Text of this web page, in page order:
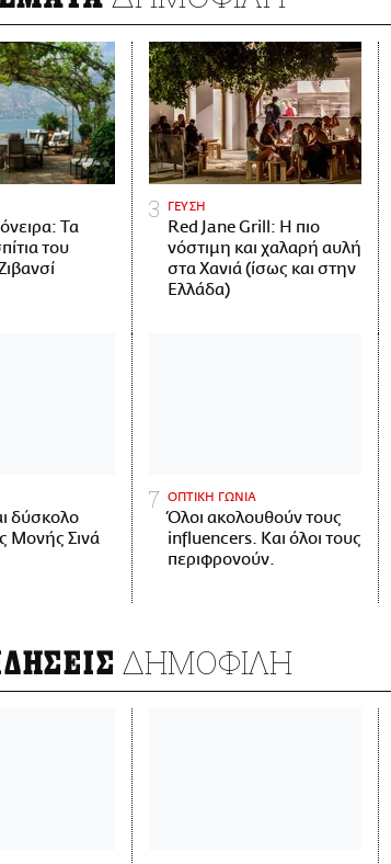
Τα
του
ΓΕΥΣΗ
Red Jane Grill: Η πιο
νόστιμη και χαλαρή αυλή
στα Χανιά (ίσως και στην
Ελλάδα)
δύσκολο
Μονής Σινά
ΟΠΤΙΚΗ ΓΩΝΙΑ
Όλοι ακολουθούν τους
influencers. Και όλοι τους
περιφρονούν.
ΔΗΜΟΦΙΛΗ